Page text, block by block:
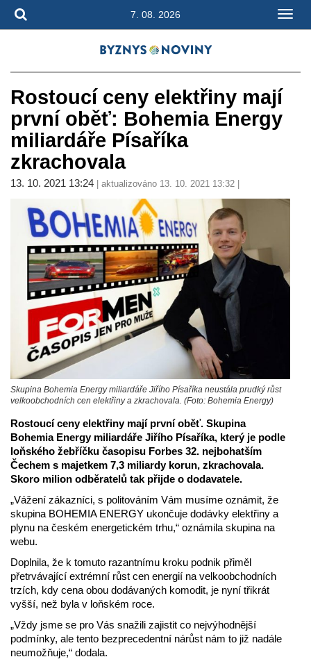
7. 08. 2026
Rostoucí ceny elektřiny mají
první oběť: Bohemia Energy
miliardáře Písaříka
zkrachovala
13. 10. 2021 13:24 | aktualizováno 13. 10. 2021 13:32 |
Skupina Bohemia Energy miliardáře Jiřího Písaříka neustála prudký růst
velkoobchodních cen elektřiny a zkrachovala. (Foto: Bohemia Energy)
Rostoucí ceny elektřiny mají první oběť. Skupina
Bohemia Energy miliardáře Jiřího Písaříka, který je podle
loňského žebříčku časopisu Forbes 32. nejbohatším
Čechem s majetkem 7,3 miliardy korun, zkrachovala.
Skoro milion odběratelů tak přijde o dodavatele.
„Vážení zákazníci, s politováním Vám musíme oznámit, že
skupina BOHEMIA ENERGY ukončuje dodávky elektřiny a
plynu na českém energetickém trhu,“ oznámila skupina na
webu.
Doplnila, že k tomuto razantnímu kroku podnik přiměl
přetrvávající extrémní růst cen energií na velkoobchodních
trzích, kdy cena obou dodávaných komodit, je nyní třikrát
vyšší, než byla v loňském roce.
„Vždy jsme se pro Vás snažili zajistit co nejvýhodnější
podmínky, ale tento bezprecedentní nárůst nám to již nadále
neumožňuje,“ dodala.